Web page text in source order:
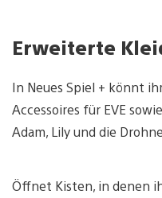
Erweiterte
In Neues Spiel + könnt
Accessoires für EVE
Adam, Lily und die
Öffnet Kisten, in denen